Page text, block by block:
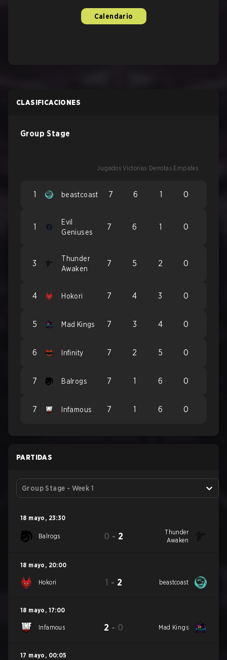
Calendario
CLASIFICACIONES
Group Stage
Jugados Victorias Derrotas Empates
1 beastcoast 7 6 1 0
1
Evil
Geniuses
7 6 1 0
3
Thunder
Awaken
7 5 2 0
4 Hokori 7 4 3 0
5 Mad Kings 7 3 4 0
6 Infinity 7 2 5 0
7 Balrogs 7 1 6 0
7 Infamous 7 1 6 0
PARTIDAS
Group Stage - Week 1
18 mayo , 23:30
Balrogs 0 - 2
Thunder
Awaken
18 mayo , 20:00
Hokori 1 - 2 beastcoast
18 mayo , 17:00
Infamous 2 - 0 Mad Kings
17 mayo , 00:05